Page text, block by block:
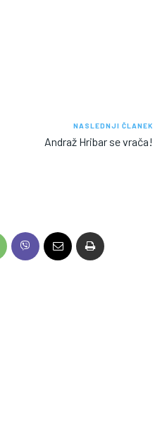
NASLEDNJI ČLANEK
Andraž Hribar se vrača!